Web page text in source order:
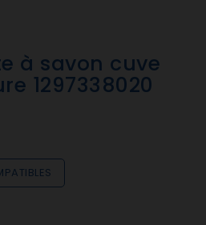
à savon cuve
1297338020